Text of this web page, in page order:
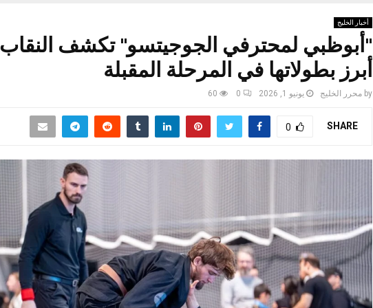
أخبار الخليج
"أبوظبي لمحترفي الجوجيتسو" تكشف
أبرز بطولاتها في المرحلة المقبلة
by محرر الخليج يونيو 1, 2026 0
60
SHARE
0